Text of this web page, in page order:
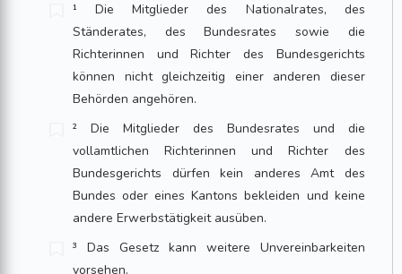
¹ Die Mitglieder des Nationalrates, des
Ständerates, des Bundesrates sowie die
Richterinnen und Richter des Bundesgerichts
können nicht gleichzeitig einer anderen dieser
Behörden angehören.
² Die Mitglieder des Bundesrates und die
vollamtlichen Richterinnen und Richter des
Bundesgerichts dürfen kein anderes Amt des
Bundes oder eines Kantons bekleiden und keine
andere Erwerbstätigkeit ausüben.
³ Das Gesetz kann weitere Unvereinbarkeiten
vorsehen.